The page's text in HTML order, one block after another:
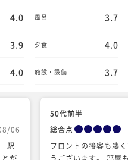
4.0 風呂 3.7
3.9 夕食 4.0
4.0 施設・設備 3.7
06
が
50代前半
総合点
フロントの接客も凄
うございます。 部屋